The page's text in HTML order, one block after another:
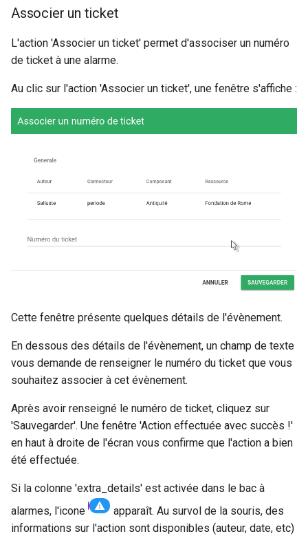
Associer un ticket
L'action 'Associer un ticket' permet d'associser un numéro
de ticket à une alarme.
Au clic sur l'action 'Associer un ticket', une fenêtre s'affiche :
Cette fenêtre présente quelques détails de l'évènement.
En dessous des détails de l'évènement, un champ de texte
vous demande de renseigner le numéro du ticket que vous
souhaitez associer à cet évènement.
Après avoir renseigné le numéro de ticket, cliquez sur
'Sauvegarder'. Une fenêtre 'Action effectuée avec succès !'
en haut à droite de l'écran vous confirme que l'action a bien
été effectuée.
Si la colonne 'extra_details' est activée dans le bac à
alarmes, l'icone
apparaît. Au survol de la souris, des
informations sur l'action sont disponibles (auteur, date, etc)